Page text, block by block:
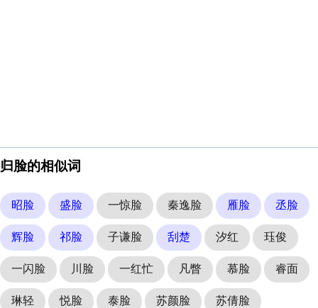
归脸的相似词
昭脸 盛脸 一惊脸 秦逸脸 雁脸 丞脸
辉脸 祁脸 子谦脸 刮楚 汐红 珏俊
一闪脸 川脸 一红忙 凡瞥 慕脸 睿面
琳轻 悦脸 泰脸 苏颜脸 苏倩脸